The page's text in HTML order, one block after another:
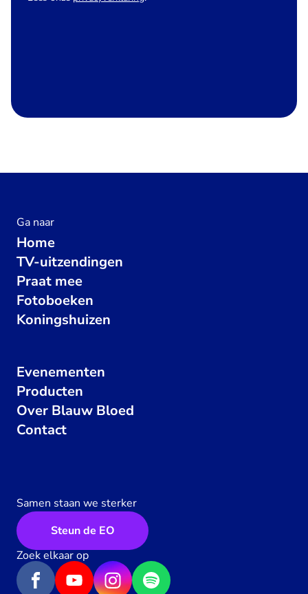
Ga naar
Home
TV-uitzendingen
Praat mee
Fotoboeken
Koningshuizen
Evenementen
Producten
Over Blauw Bloed
Contact
Samen staan we sterker
Steun de EO
Zoek elkaar op